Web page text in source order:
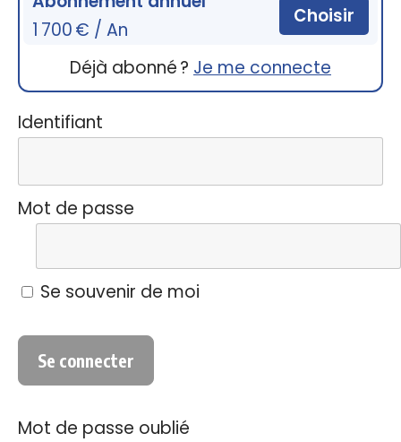
1 700 € / An
Choisir
Déjà abonné ? Je me connecte
Identifiant
Mot de passe
Se souvenir de moi
Mot de passe oublié